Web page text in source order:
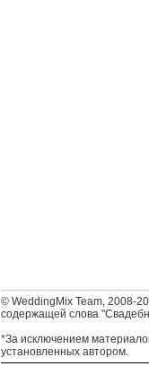
© WeddingMix Team, 2008-
содержащей слова
*За исключением
установленных автором.